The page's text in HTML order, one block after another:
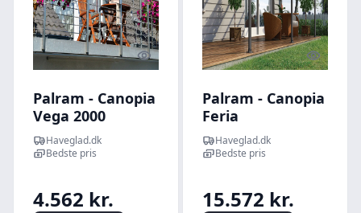
Quick look
Palram - Canopia
Vega 2000
dørbaldakin /
terrasseoverdækning,
Haveglad.dk
Bedste pris
4.562 kr.
Quick
Palram - Canopia
Feria
terrasseoverdækning
sampak 18,1 m2,
Haveglad.dk
Bedste pris
15.572 kr.